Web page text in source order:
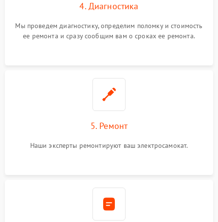
4. Диагностика
Мы проведем диагностику, определим поломку и стоимость
ее ремонта и сразу сообщим вам о сроках ее ремонта.
5. Ремонт
Наши эксперты ремонтируют ваш электросамокат.